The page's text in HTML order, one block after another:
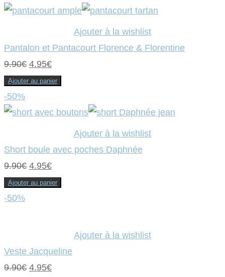
Ajouter à la wishlist
Pantalon et Pantacourt Florence & Florentine
9.90€ Le
prix
était :
4.95€Le
prix
est :
Ajouter au panier
-50%
Ajouter à la wishlist
Short boule avec poches Daphnée
9.90€ Le
prix
4.95€Le
prix
Ajouter au panier
-50%
Ajouter à la wishlist
Veste Jacqueline
9.90€ Le
4.95€Le